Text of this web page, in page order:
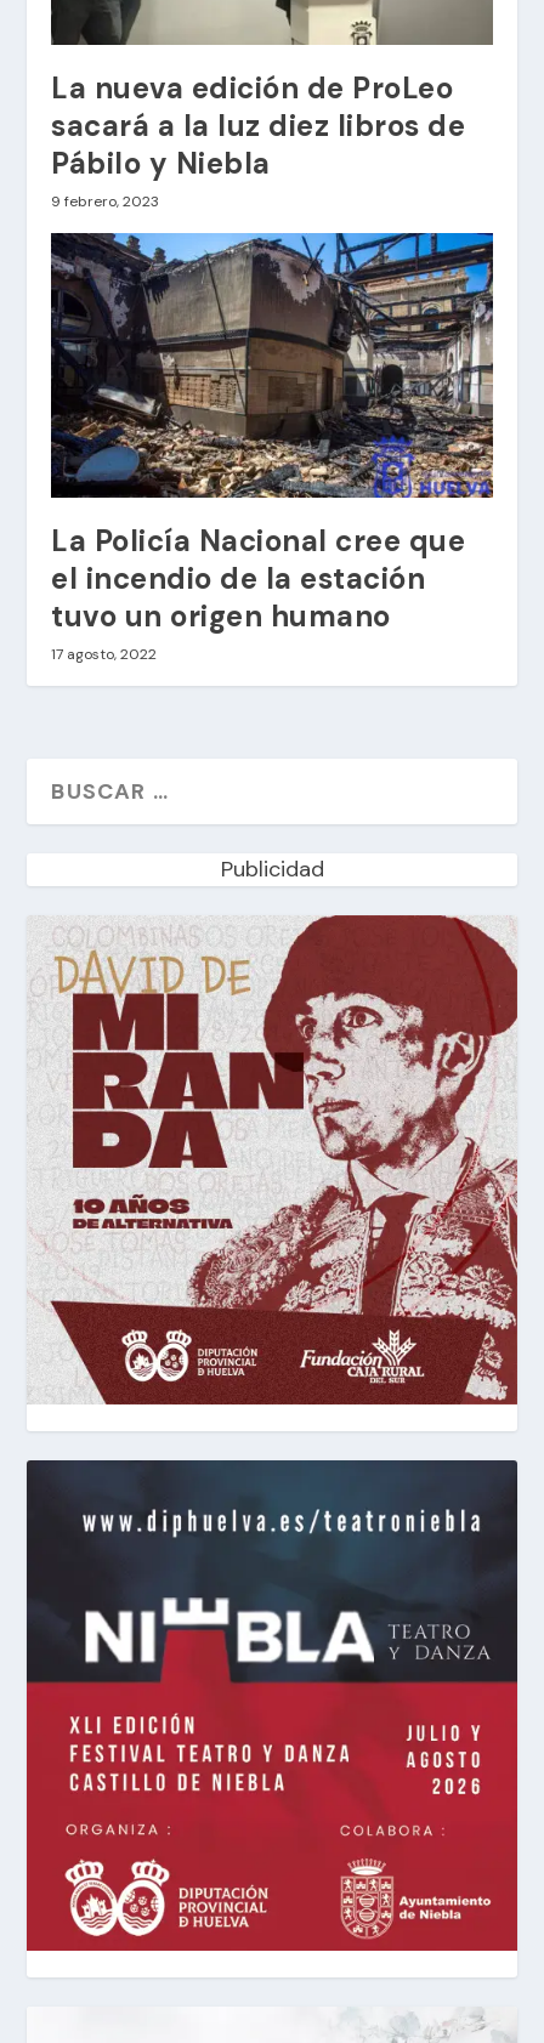
La nueva edición de ProLeo
sacará a la luz diez libros de
Pábilo y Niebla
9 febrero, 2023
La Policía Nacional cree que
el incendio de la estación
tuvo un origen humano
17 agosto, 2022
Publicidad